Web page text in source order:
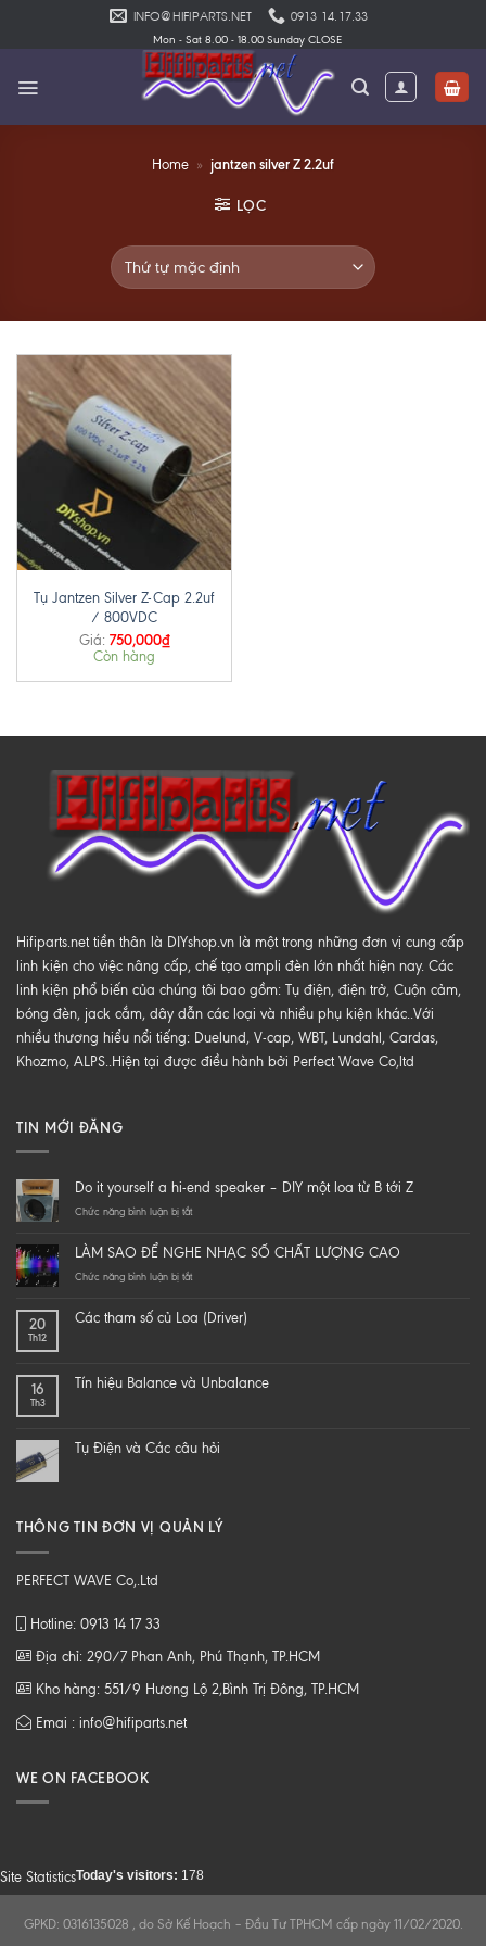
INFO@HIFIPARTS.NET 0913 14.17.33
Mon - Sat 8.00 - 18.00 Sunday CLOSE
Home » jantzen silver Z 2.2uf
LỌC
Tụ Jantzen Silver Z-Cap 2.2uf
/ 800VDC
Giá: 750,000₫
Còn hàng
Hifiparts.net tiền thân là DIYshop.vn là một trong những đơn vị cung cấp
linh kiện cho việc nâng cấp, chế tạo ampli đèn lớn nhất hiện nay. Các
linh kiện phổ biến của chúng tôi bao gồm: Tụ điện, điện trở, Cuộn cảm,
bóng đèn, jack cắm, dây dẫn các loại và nhiều phụ kiện khác..Với
nhiều thương hiểu nổi tiếng: Duelund, V-cap, WBT, Lundahl, Cardas,
Khozmo, ALPS..Hiện tại được điều hành bởi Perfect Wave Co,ltd
TIN MỚI ĐĂNG
Do it yourself a hi-end speaker – DIY một loa từ B tới Z
Chức năng bình luận bị tắtở
yourself
a
speaker
loa
Z
LÀM SAO ĐỂ NGHE NHẠC SỐ CHẤT LƯỢNG CAO
Chức năng bình luận bị tắtở
ĐỂ
CHẤT
20
Th12
Các tham số củ Loa (Driver)
16
Th3
Tín hiệu Balance và Unbalance
Tụ Điện và Các câu hỏi
THÔNG TIN ĐƠN VỊ QUẢN LÝ
PERFECT WAVE Co,.Ltd
Hotline: 0913 14 17 33
Địa chỉ: 290/7 Phan Anh, Phú Thạnh, TP.HCM
Kho hàng: 551/9 Hương Lộ 2,Bình Trị Đông, TP.HCM
Emai : info@hifiparts.net
WE ON FACEBOOK
Site StatisticsToday's visitors: 178
GPKD: 0316135028 , do Sở Kế Hoạch – Đầu Tư TPHCM cấp ngày 11/02/2020.